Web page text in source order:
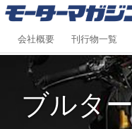
会社概要 刊行物一覧
ブルタ